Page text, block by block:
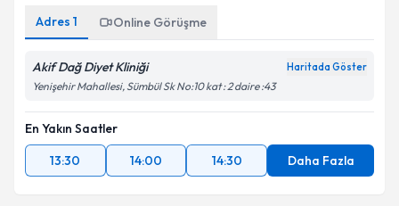
Adres 1 Online Görüşme
Akif Dağ Diyet Kliniği Haritada Göster
Yenişehir Mahallesi, Sümbül Sk No:10 kat : 2 daire :43
En Yakın Saatler
13:30
14:00 14:30 Daha Fazla